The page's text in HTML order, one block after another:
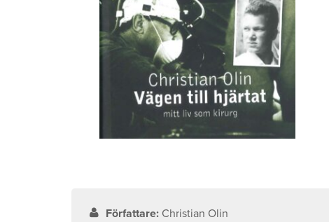
Författare: Christian Olin